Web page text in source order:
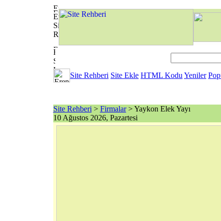
Site Rehberi Site Ekle HTML Kodu Yeniler
Site Rehberi > Firmalar> Yaykon Elek Yayı
10 Ağustos 2026, Pazartesi